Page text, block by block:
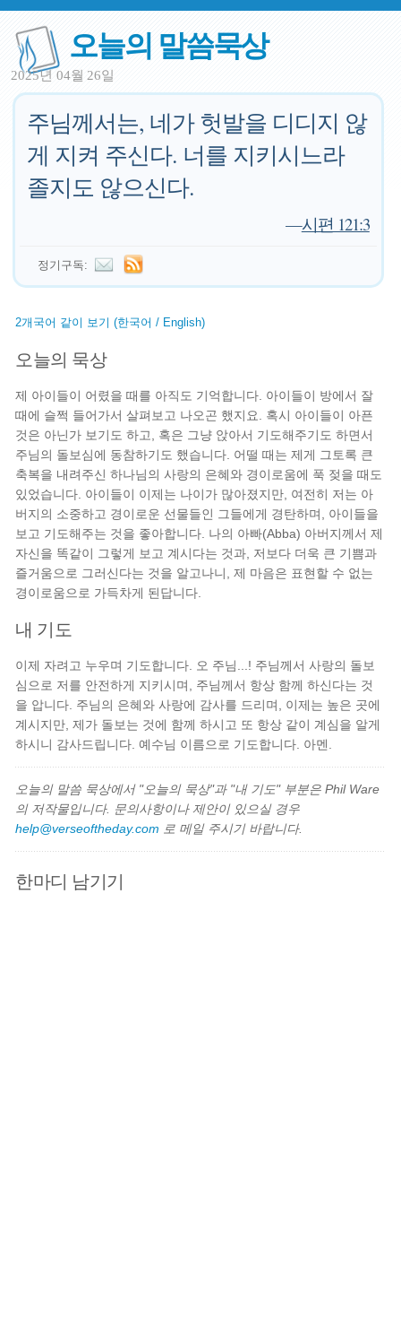
오늘의 말씀묵상
2025년 04월 26일
주님께서는, 네가 헛발을 디디지 않
게 지켜 주신다. 너를 지키시느라
졸지도 않으신다.
—시편 121:3
정기구독:
2개국어 같이 보기 (한국어 / English)
오늘의 묵상
제 아이들이 어렸을 때를 아직도 기억합니다. 아이들이 방에서 잘
때에 슬쩍 들어가서 살펴보고 나오곤 했지요. 혹시 아이들이 아픈
것은 아닌가 보기도 하고, 혹은 그냥 앉아서 기도해주기도 하면서
주님의 돌보심에 동참하기도 했습니다. 어떨 때는 제게 그토록 큰
축복을 내려주신 하나님의 사랑의 은혜와 경이로움에 푹 젖을 때도
있었습니다. 아이들이 이제는 나이가 많아졌지만, 여전히 저는 아
버지의 소중하고 경이로운 선물들인 그들에게 경탄하며, 아이들을
보고 기도해주는 것을 좋아합니다. 나의 아빠(Abba) 아버지께서 제
자신을 똑같이 그렇게 보고 계시다는 것과, 저보다 더욱 큰 기쁨과
즐거움으로 그러신다는 것을 알고나니, 제 마음은 표현할 수 없는
경이로움으로 가득차게 된답니다.
내 기도
이제 자려고 누우며 기도합니다. 오 주님...! 주님께서 사랑의 돌보
심으로 저를 안전하게 지키시며, 주님께서 항상 함께 하신다는 것
을 압니다. 주님의 은혜와 사랑에 감사를 드리며, 이제는 높은 곳에
계시지만, 제가 돌보는 것에 함께 하시고 또 항상 같이 계심을 알게
하시니 감사드립니다. 예수님 이름으로 기도합니다. 아멘.
오늘의 말씀 묵상에서 "오늘의 묵상"과 "내 기도" 부분은 Phil Ware
의 저작물입니다. 문의사항이나 제안이 있으실 경우
help@verseoftheday.com 로 메일 주시기 바랍니다.
한마디 남기기